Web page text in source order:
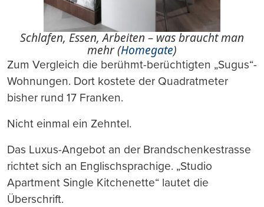
Schlafen, Essen, Arbeiten – was braucht man
mehr (Homegate)
Zum Vergleich die berühmt-berüchtigten „Sugus“-
Wohnungen. Dort kostete der Quadratmeter
bisher rund 17 Franken.
Nicht einmal ein Zehntel.
Das Luxus-Angebot an der Brandschenkestrasse
richtet sich an Englischsprachige. „Studio
Apartment Single Kitchenette“ lautet die
Überschrift.